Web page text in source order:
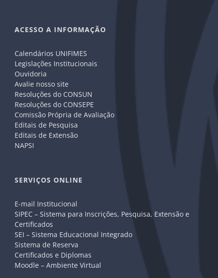
ACESSO A INFORMAÇÃO
Calendários UNIFIMES
Legislações Institucionais
Ouvidoria
Avalie nosso site
Resoluções do CONSUN
Resoluções do CONSEPE
Comissão Própria de Avaliação
Editais de Pesquisa
Editais de Extensão
NAPSI
SERVIÇOS ONLINE
E-mail Institucional
SIPEC – Sistema para Inscrições, Pesquisa, Extensão e
Certificados
SEI – Sistema Educacional Integrado
Sistema de Reserva
Certificados e Diplomas
Moodle – Ambiente Virtual